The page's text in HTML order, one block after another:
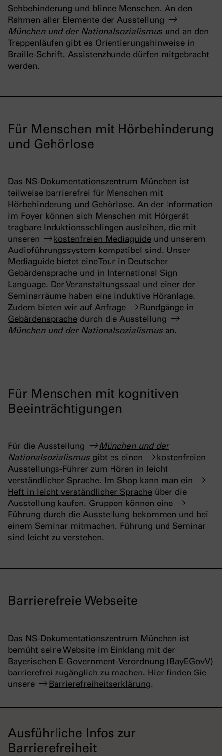
Sehbehinderung und blinde Menschen. An den
Rahmen aller Elemente der Ausstellung
München und der Nationalsozialismus und an den
Treppenläufen gibt es Orientierungshinweise in
Braille-Schrift. Assistenzhunde dürfen mitgebracht
werden.
Für Menschen mit Hörbehinderung
und Gehörlose
Das NS-Dokumentationszentrum München ist
teilweise barrierefrei für Menschen mit
Hörbehinderung und Gehörlose. An der Information
im Foyer können sich Menschen mit Hörgerät
tragbare Induktionsschlingen ausleihen, die mit
unseren
kostenfreien Mediaguide und unserem
Audioführungssystem kompatibel sind. Unser
Mediaguide bietet eine Tour in Deutscher
Gebärdensprache und in International Sign
Language. Der Veranstaltungssaal und einer der
Seminarräume haben eine induktive Höranlage.
Zudem bieten wir auf Anfrage
Rundgänge in
Gebärdensprache durch die Ausstellung
München und der Nationalsozialismus an.
Für Menschen mit kognitiven
Beeinträchtigungen
Für die Ausstellung
München und der
Nationalsozialismus gibt es einen
kostenfreien
Ausstellungs-Führer zum Hören in leicht
verständlicher Sprache. Im Shop kann man ein
Heft in leicht verständlicher Sprache über die
Ausstellung kaufen. Gruppen können eine
Führung durch die Ausstellung bekommen und bei
einem Seminar mitmachen. Führung und Seminar
sind leicht zu verstehen.
Barrierefreie Webseite
Das NS-Dokumentationszentrum München ist
bemüht seine Website im Einklang mit der
Bayerischen E-Government-Verordnung (BayEGovV)
barrierefrei zugänglich zu machen. Hier finden Sie
unsere
Barrierefreiheitserklärung.
Ausführliche Infos zur
Barrierefreiheit